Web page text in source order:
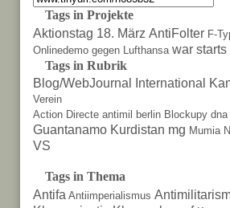
Tags in Projekte
Aktionstag 18. März AntiFolter F-
Onlinedemo gegen Lufthansa war starts
Tags in Rubrik
Blog/WebJournal International
Verein
Action Directe antimil berlin Blockupy dna
Guantanamo Kurdistan mg Mumia
VS
Tags in Thema
Antifa Antiimperialismus